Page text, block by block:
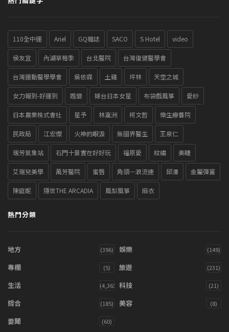
110全中運 Ariel GQ雜誌 SACO S Hotel video
侯友宜 內湖草莓季 台北醫院 台灣復健醫學會
台灣運動醫學學會 吳依霖 土雞 坪林 天空之城
女力報到-好運到 婚變 嫁台日本女星 布袋戲風箏 愛紗
日本農業株式會社 星予 林瀛洲 柯文哲 樂生療養院
民政局 江宏傑 火神的眼淚 無國界醫生 王泉仁
瑞芳氣象站 石門十景實在好好玩 福原愛 紋繡 美睫
艾瑞兒美學 萬芳醫院 蜜唇 角頭－浪流連 邱澤 金屬彈簧
陳庭妮 隱世THE ARCADIA 風梨風箏 麻衣
熱門分類
地方 (396) 娛樂 (149)
專欄 (5) 旅遊 (231)
生活 (4,363) 科技 (21)
綜合 (185) 美容 (8)
要聞 (60)